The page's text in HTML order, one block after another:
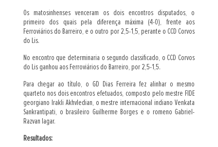
Os matosinhenses venceram os dois encontros disputados, o
primeiro dos quais pela diferença máxima (4-0), frente aos
Ferroviários do Barreiro, e o outro por 2,5-1,5, perante o CCD Corvos
do Lis.
No encontro que determinaria o segundo classificado, o CCD Corvos
do Lis ganhou aos Ferroviários do Barreiro, por 2,5-1,5.
Para chegar ao título, o GD Dias Ferreira fez alinhar o mesmo
quarteto nos dois encontros efetuados, composto pelo mestre FIDE
georgiano Irakli Akhvledian, o mestre internacional indiano Venkata
Sankrantipati, o brasileiro Guilherme Borges e o romeno Gabriel-
Razvan Iagar.
Resultados: